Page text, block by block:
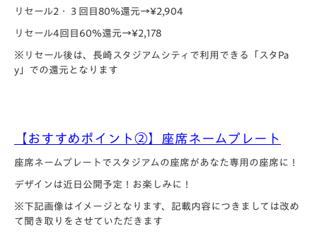
リセール2・３回目80％還元→¥2,904
リセール4回目60％還元→¥2,178
※リセール後は、長崎スタジアムシティで利用できる「スタPa
y」での還元となります
【おすすめポイント②】座席ネームプレート
座席ネームプレートでスタジアムの座席があなた専用の座席に！
デザインは近日公開予定！お楽しみに！
※下記画像はイメージとなります、記載内容につきましては改め
て聞き取りをさせていただきます